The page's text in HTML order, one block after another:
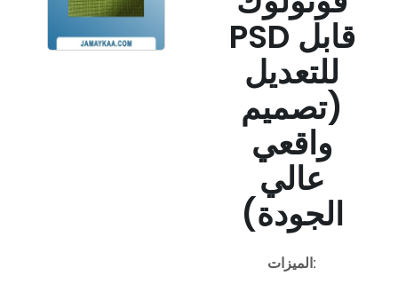
PSD قابل
للتعديل
(تصميم
واقعي
عالي
الجودة)
الميزات: